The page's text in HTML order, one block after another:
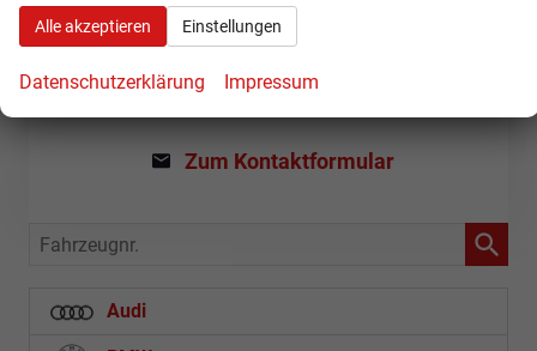
Sie erreichen uns unter:
+49 3588 / 25 18 0
Zum Kontaktformular
Fahrzeugnr.
Audi
Alle akzeptieren Einstellungen
Datenschutzerklärung Impressum